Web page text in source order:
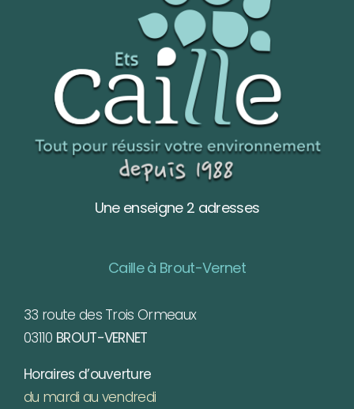
Une enseigne 2 adresses
Caille à Brout-Vernet
33 route des Trois Ormeaux
03110 BROUT-VERNET
Horaires d’ouverture
du mardi au vendredi